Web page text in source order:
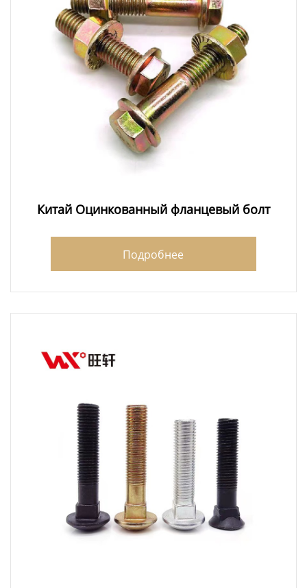
Китай Оцинкованный фланцевый болт
Подробнее